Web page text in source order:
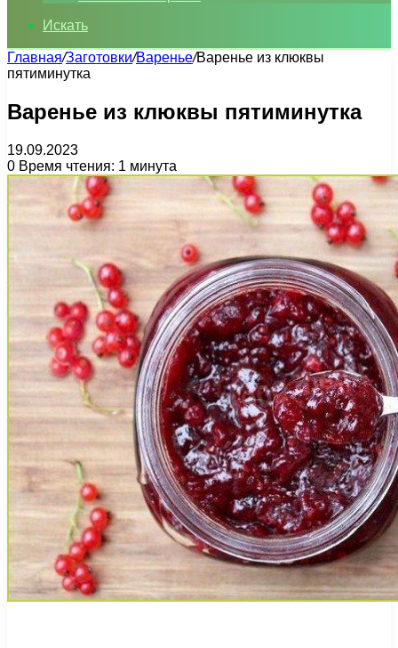
Искать
Главная/Заготовки/Варенье/Варенье из клюквы
пятиминутка
Варенье из клюквы пятиминутка
19.09.2023
0 Время чтения: 1 минута